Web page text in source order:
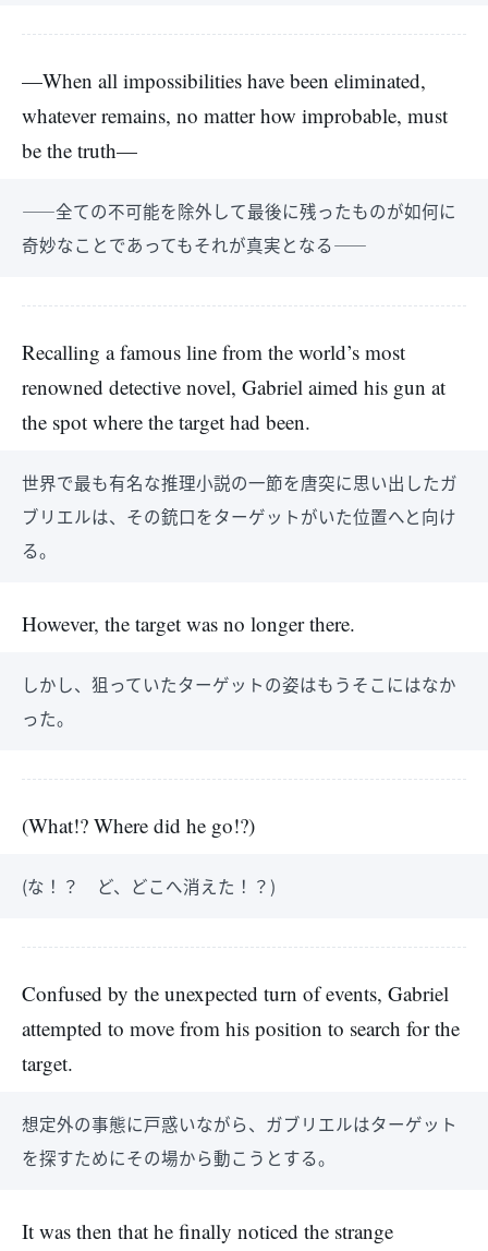
—When all impossibilities have been eliminated,
whatever remains, no matter how improbable, must
be the truth—
――全ての不可能を除外して最後に残ったものが如何に
奇妙なことであってもそれが真実となる――
Recalling a famous line from the world’s most
renowned detective novel, Gabriel aimed his gun at
the spot where the target had been.
世界で最も有名な推理小説の一節を唐突に思い出したガ
ブリエルは、その銃口をターゲットがいた位置へと向け
る。
However, the target was no longer there.
しかし、狙っていたターゲットの姿はもうそこにはなか
った。
(What!? Where did he go!?)
(な！？ ど、どこへ消えた！？)
Confused by the unexpected turn of events, Gabriel
attempted to move from his position to search for the
target.
想定外の事態に戸惑いながら、ガブリエルはターゲット
を探すためにその場から動こうとする。
It was then that he finally noticed the strange